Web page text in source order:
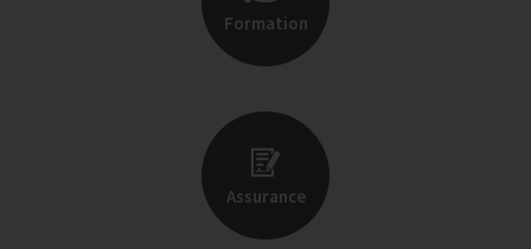
Formation
Assurance